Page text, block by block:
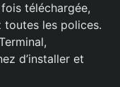
téléchargée,
les polices.
d’installer et